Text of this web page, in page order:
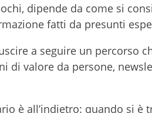
dipende da come si
fatti da presunti
a seguire un percorso
di valore da persone,
è all’indietro: quando si